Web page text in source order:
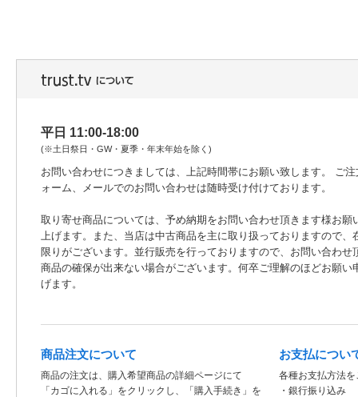
平日 11:00-18:00
(※土日祭日・GW・夏季・年末年始を除く)
お問い合わせにつきましては、上記時間帯にお願い致します。 ご注
ォーム、メールでのお問い合わせは随時受け付けております。
取り寄せ商品については、予め納期をお問い合わせ頂きます様お願
上げます。また、当店は中古商品を主に取り扱っておりますので、
限りがございます。並行販売を行っておりますので、お問い合わせ
商品の確保が出来ない場合がございます。何卒ご理解のほどお願い
げます。
商品注文について
商品の注文は、購入希望商品の詳細ページにて
「カゴに入れる」をクリックし、「購入手続き」を
お支払につい
各種お支払方法
・銀行振り込み